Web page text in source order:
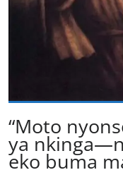
“Moto
ya
eko buma